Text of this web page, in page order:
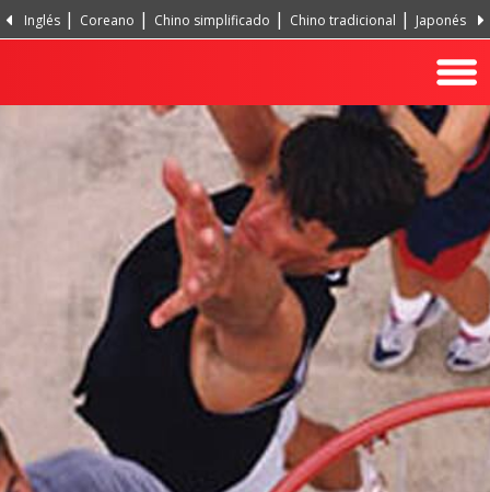
Inglés Coreano Chino simplificado Chino tradicional Japonés